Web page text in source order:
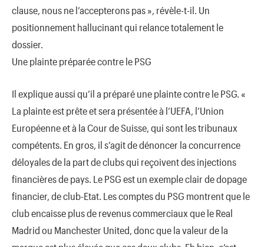
clause, nous ne l’accepterons pas », révèle-t-il. Un
positionnement hallucinant qui relance totalement le
dossier.
Une plainte préparée contre le PSG
Il explique aussi qu’il a préparé une plainte contre le PSG. «
La plainte est prête et sera présentée à l’UEFA, l’Union
Européenne et à la Cour de Suisse, qui sont les tribunaux
compétents. En gros, il s’agit de dénoncer la concurrence
déloyales de la part de clubs qui reçoivent des injections
financières de pays. Le PSG est un exemple clair de dopage
financier, de club-Etat. Les comptes du PSG montrent que le
club encaisse plus de revenus commerciaux que le Real
Madrid ou Manchester United, donc que la valeur de la